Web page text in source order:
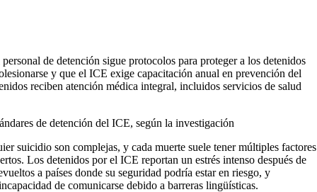
de detención sigue protocolos para proteger a los detenidos
y que el ICE exige capacitación anual en prevención del
reciben atención médica integral, incluidos servicios de salud
de detención del ICE, según la investigación
suicidio son complejas, y cada muerte suele tener múltiples factores
Los detenidos por el ICE reportan un estrés intenso después de
a países donde su seguridad podría estar en riesgo, y
de comunicarse debido a barreras lingüísticas.